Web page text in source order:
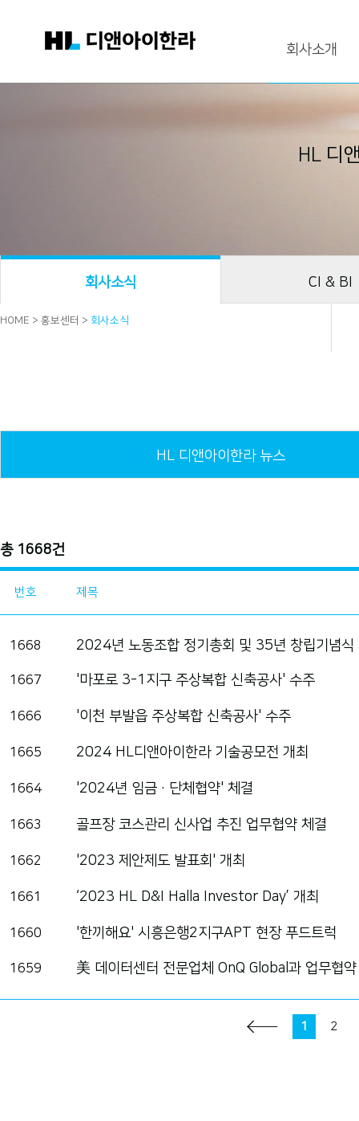
회사소개
HL 디
회사소식 CI & BI
HOME > 홍보센터 > 회사소식
HL 디앤아이한라 뉴스
총 1668건
번호 제목
1668 2024년 노동조합 정기총회 및 35년 창립기념식
1667 '마포로 3-1지구 주상복합 신축공사' 수주
1666 '이천 부발읍 주상복합 신축공사' 수주
1665 2024 HL디앤아이한라 기술공모전 개최
1664 '2024년 임금·단체협약' 체결
1663 골프장 코스관리 신사업 추진 업무협약 체결
1662 '2023 제안제도 발표회' 개최
1661 ‘2023 HL D&I Halla Investor Day’ 개최
1660 '한끼해요' 시흥은행2지구APT 현장 푸드트럭
1659 美 데이터센터 전문업체 OnQ Global과 업무협
1 2